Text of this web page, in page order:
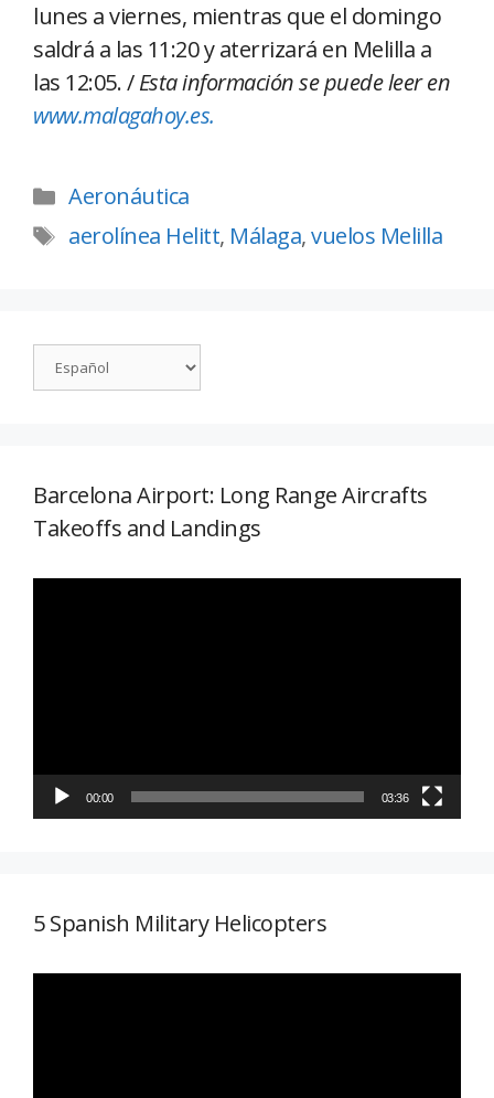
lunes a viernes, mientras que el domingo
saldrá a las 11:20 y aterrizará en Melilla a
las 12:05. /Esta información se puede leer en
www.malagahoy.es.
Aeronáutica
aerolínea Helitt, Málaga,vuelos Melilla
Barcelona Airport: Long Range Aircrafts
Takeoffs and Landings
00:00 03:36
5 Spanish Military Helicopters